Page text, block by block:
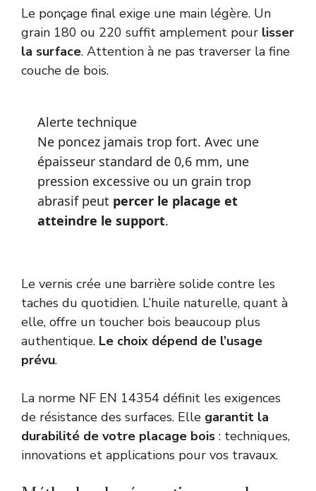
Le ponçage final exige une main légère. Un
grain 180 ou 220 suffit amplement pour lisser
la surface. Attention à ne pas traverser la fine
couche de bois.
Alerte technique
Ne poncez jamais trop fort. Avec une
épaisseur standard de 0,6 mm, une
pression excessive ou un grain trop
abrasif peut percer le placage et
atteindre le support.
Le vernis crée une barrière solide contre les
taches du quotidien. L’huile naturelle, quant à
elle, offre un toucher bois beaucoup plus
authentique. Le choix dépend de l’usage
prévu.
La norme NF EN 14354 définit les exigences
de résistance des surfaces. Elle garantit la
durabilité de votre placage bois : techniques,
innovations et applications pour vos travaux.